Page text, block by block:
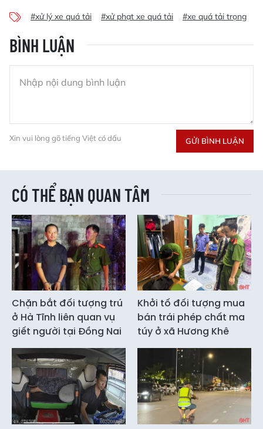
#xử lý xe quá tải #xử phạt xe quá tải #xe quá tải trọng
BÌNH LUẬN
Xin vui lòng gõ tiếng Việt có dấu GỬI BÌNH LUẬN
CÓ THỂ BẠN QUAN TÂM
Chặn bắt đối tượng trú
ở Hà Tĩnh liên quan vụ
giết người tại Đồng Nai
Khởi tố đối tượng mua
bán trái phép chất ma
túy ở xã Hương Khê